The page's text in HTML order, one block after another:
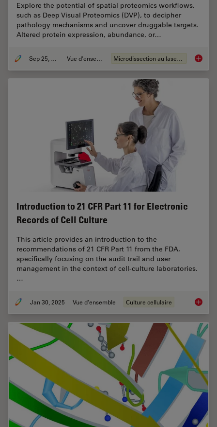
Explore the potential of spatial proteomics workflows,
such as Deep Visual Proteomics (DVP), to decipher
pathology mechanisms and uncover druggable targets.
Altered protein expression, abundance, or…
Sep 25, 2025 Vue d'ensemble Microdissection au laser (LMD)
Introduction to 21 CFR Part 11 for Electronic
Records of Cell Culture
This article provides an introduction to the
recommendations of 21 CFR Part 11 from the FDA,
specifically focusing on the audit trail and user
management in the context of cell-culture laboratories.
…
Jan 30, 2025 Vue d'ensemble Culture cellulaire